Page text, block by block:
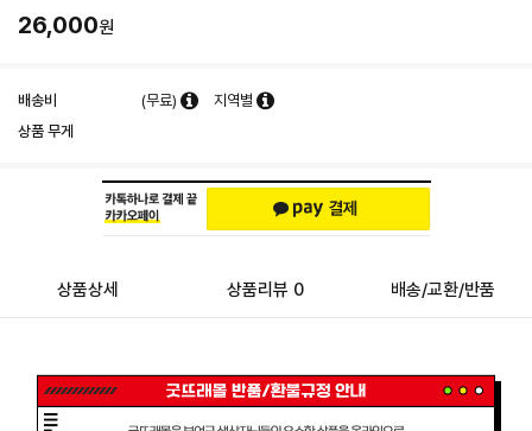
26,000원
배송비 (무료)
지역별
상품 무게
상품상세 상품리뷰 0 배송/교환/반품